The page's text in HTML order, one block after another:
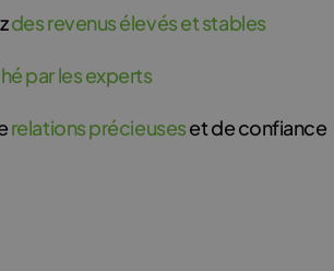
des revenus élevés et stables
par les experts
relations précieuseset de confiance